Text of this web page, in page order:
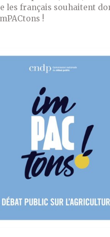
les français souhaitent
!